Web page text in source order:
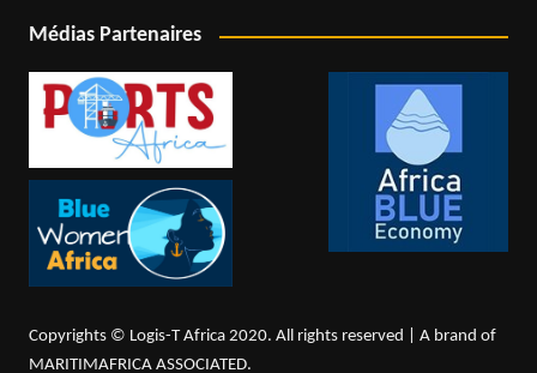
Médias Partenaires
Copyrights © Logis-T Africa 2020. All rights reserved | A brand of
MARITIMAFRICA ASSOCIATED.